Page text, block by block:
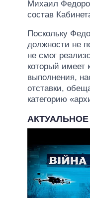
Михаил
состав
Поскольку
должности не
не смог
который имеет
выполнения,
отставки,
категорию